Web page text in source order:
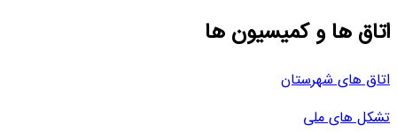
اتاق ها و کمیسیون ها
اتاق های شهرستان
تشکل های ملی